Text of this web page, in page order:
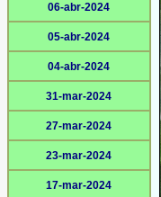
06-abr-2024
05-abr-2024
04-abr-2024
31-mar-2024
27-mar-2024
23-mar-2024
17-mar-2024